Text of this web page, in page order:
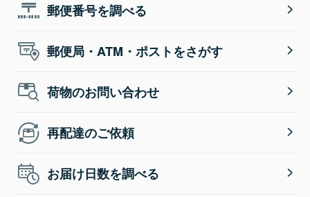
郵便番号を調べる
郵便局・ATM・ポストをさがす
荷物のお問い合わせ
再配達のご依頼
お届け日数を調べる